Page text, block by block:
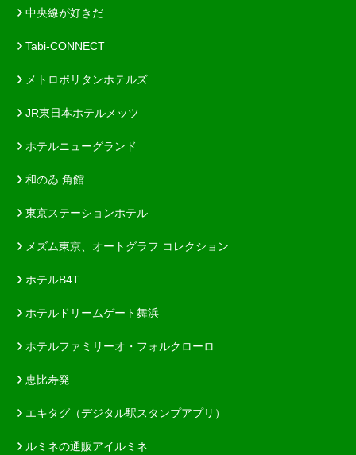
中央線が好きだ
Tabi-CONNECT
メトロポリタンホテルズ
JR東日本ホテルメッツ
ホテルニューグランド
和のゐ 角館
東京ステーションホテル
メズム東京、オートグラフ コレクション
ホテルB4T
ホテルドリームゲート舞浜
ホテルファミリーオ・フォルクローロ
恵比寿発
エキタグ（デジタル駅スタンプアプリ）
ルミネの通販アイルミネ